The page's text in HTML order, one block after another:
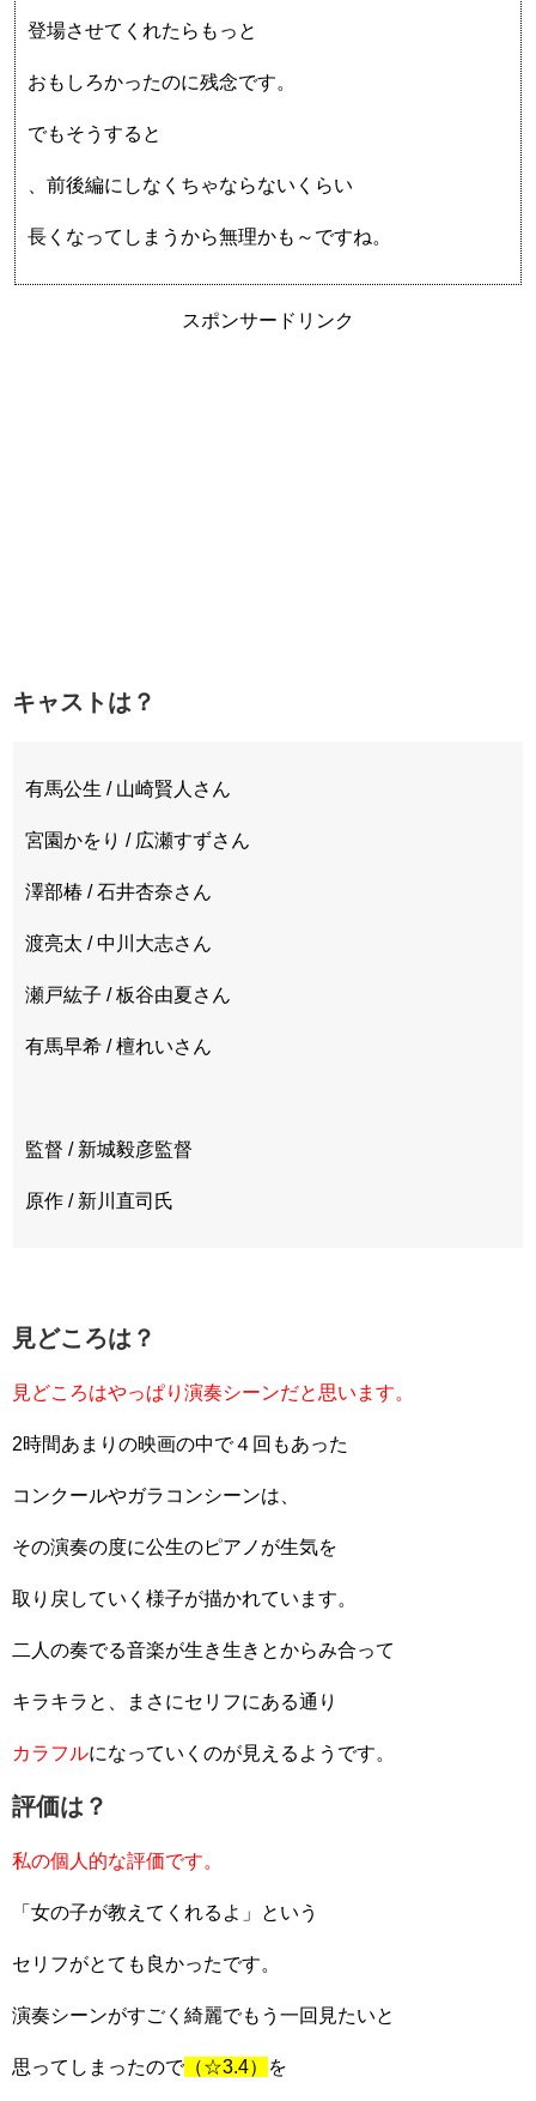
登場させてくれたらもっと
おもしろかったのに残念です。
でもそうすると
、前後編にしなくちゃならないくらい
長くなってしまうから無理かも～ですね。
スポンサードリンク
キャストは？
有馬公生 / 山崎賢人さん
宮園かをり / 広瀬すずさん
澤部椿 / 石井杏奈さん
渡亮太 / 中川大志さん
瀬戸紘子 / 板谷由夏さん
有馬早希 / 檀れいさん
監督 / 新城毅彦監督
原作 / 新川直司氏
見どころは？
見どころはやっぱり演奏シーンだと思います。
2時間あまりの映画の中で４回もあった
コンクールやガラコンシーンは、
その演奏の度に公生のピアノが生気を
取り戻していく様子が描かれています。
二人の奏でる音楽が生き生きとからみ合って
キラキラと、まさにセリフにある通り
カラフルになっていくのが見えるようです。
評価は？
私の個人的な評価です。
「女の子が教えてくれるよ」という
セリフがとても良かったです。
演奏シーンがすごく綺麗でもう一回見たいと
思ってしまったので （☆3.4） を